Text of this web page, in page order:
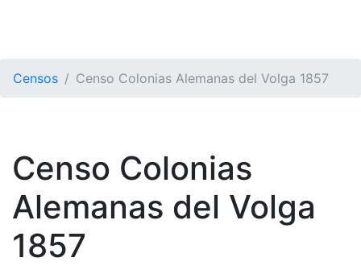
Censos Censo Colonias Alemanas del Volga 1857
Censo Colonias
Alemanas del Volga
1857